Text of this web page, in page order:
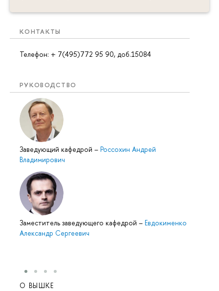
КОНТАКТЫ
Телефон: + 7(495)772 95 90, доб.15084
РУКОВОДСТВО
Заведующий кафедрой – Россохин Андрей
Владимирович
Заместитель заведующего кафедрой – Евдокименко
Александр Сергеевич
О ВЫШКЕ